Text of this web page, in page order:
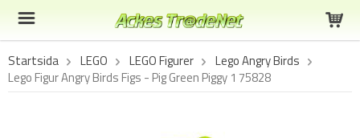
Startsida LEGO LEGO Figurer
Lego Angry Birds
Lego Figur Angry Birds Figs - Pig Green Piggy 1 75828